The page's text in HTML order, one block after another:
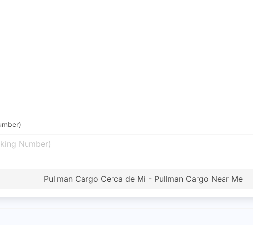
Pullman Cargo Cerca de Mi - Pullman Cargo Near Me